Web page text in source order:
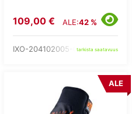
109,00 € ALE:42 %
IXO-204102005-04-tarkista saatavuus
ALE